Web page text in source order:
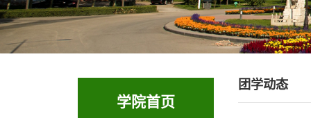
学院首页
团学动态